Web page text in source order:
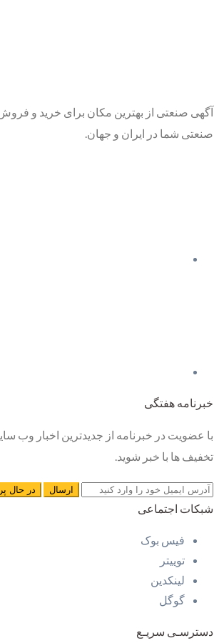
آگهی صنعتی از بهترین مکان برای خرید و
صنعتی شما در ایران و جهان.
خبرنامه هفتگی
با عضویت در خبرنامه از جدیدترین اخبار وب
تخفیف ها با خبر شوید.
شبکات اجتماعی
فیس بوک
توییتر
لینکدین
گوگل
دسترسـی سریـع